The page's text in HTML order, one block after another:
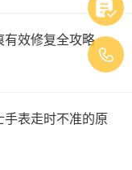
效修复全攻略
表走时不准的原